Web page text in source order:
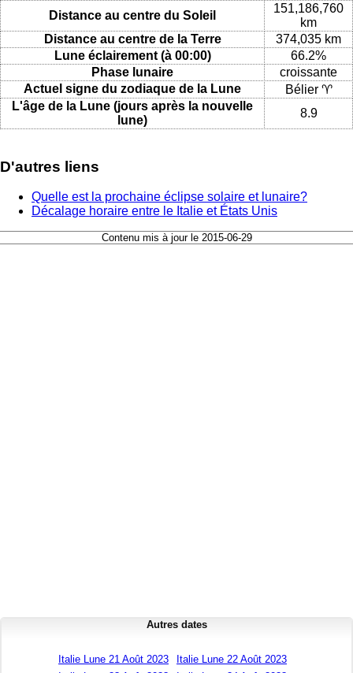
Distance au centre du Soleil
151,186,760
km
Distance au centre de la Terre
374,035 km
Lune éclairement (à 00:00)
66.2%
Phase lunaire
croissante
Actuel signe du zodiaque de la Lune
Bélier ♈
L'âge de la Lune (jours après la nouvelle
lune)
8.9
D'autres liens
Quelle est la prochaine éclipse solaire et lunaire?
Décalage horaire entre le Italie et États Unis
Contenu mis à jour le 2015-06-29
Autres dates
Italie Lune 21 Août 2023
Italie Lune 22 Août 2023